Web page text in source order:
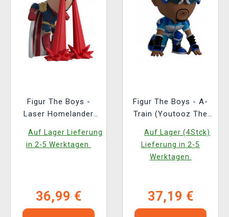
Figur The Boys -
Laser Homelander
Auf Lager Lieferung
in 2-5 Werktagen.
36,99 €
Figur The Boys - A-
Train (Youtooz The
Auf Lager (4Stck)
Lieferung in 2-5
Werktagen.
37,19 €